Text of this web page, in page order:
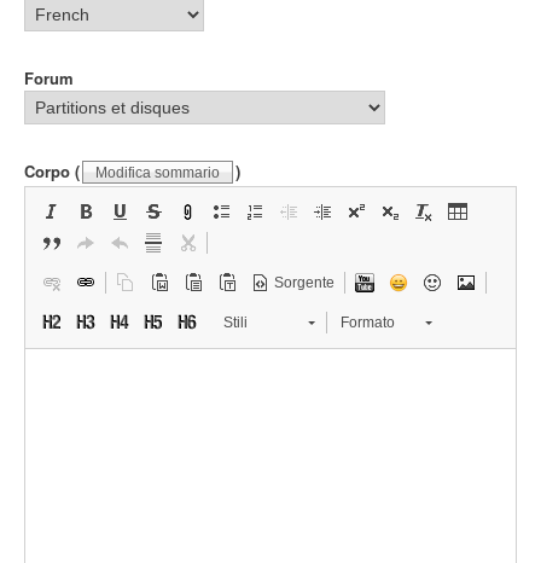
Forum
Corpo ( Modifica sommario )
Sorgente
Stili Formato